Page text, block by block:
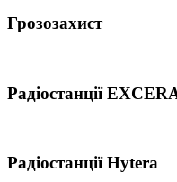
Грозозахист
Радіостанції
Радіостанції Hytera